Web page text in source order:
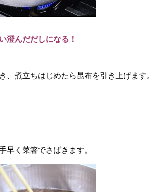
澄んだだしになる！
、煮立ちはじめたら昆布を引き上げます。
早く菜箸でさばきます。